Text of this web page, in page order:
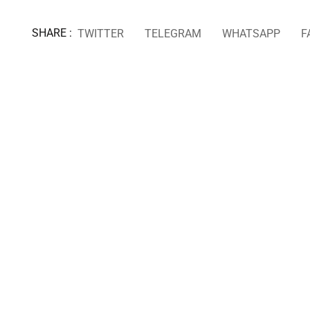
SHARE : TWITTER TELEGRAM WHATSAPP